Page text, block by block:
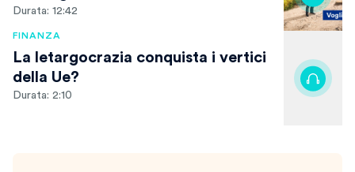
Durata: 12:42
FINANZA
La letargocrazia conquista i vertici
della Ue?
Durata: 2:10